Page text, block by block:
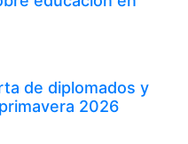
de diplomados y
2026